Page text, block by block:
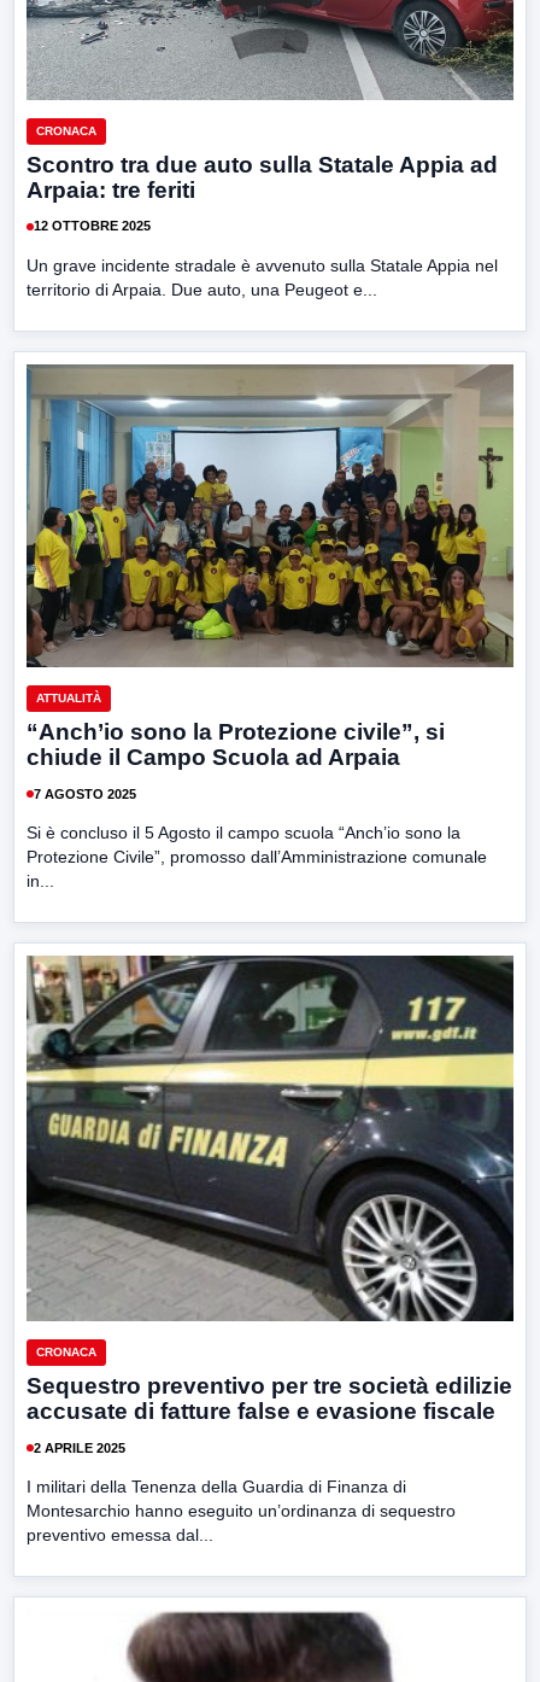
CRONACA
Scontro tra due auto sulla Statale Appia ad
Arpaia: tre feriti
12 OTTOBRE 2025
Un grave incidente stradale è avvenuto sulla Statale Appia nel
territorio di Arpaia. Due auto, una Peugeot e...
ATTUALITÀ
“Anch’io sono la Protezione civile”, si
chiude il Campo Scuola ad Arpaia
7 AGOSTO 2025
Si è concluso il 5 Agosto il campo scuola “Anch’io sono la
Protezione Civile”, promosso dall’Amministrazione comunale
in...
CRONACA
Sequestro preventivo per tre società edilizie
accusate di fatture false e evasione fiscale
2 APRILE 2025
I militari della Tenenza della Guardia di Finanza di
Montesarchio hanno eseguito un’ordinanza di sequestro
preventivo emessa dal...